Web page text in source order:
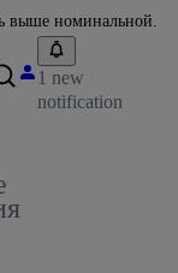
выше номинальной.
1 new
notification